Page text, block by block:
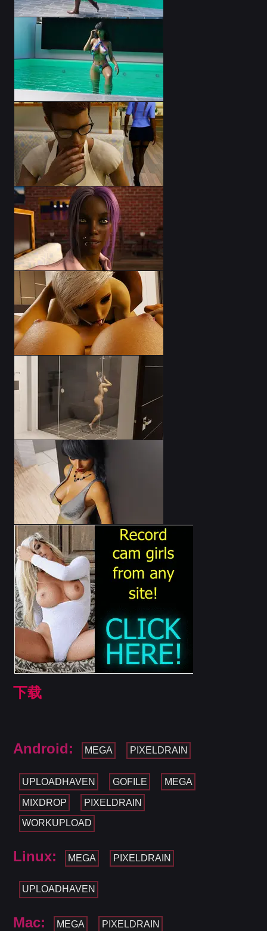
下载
Android: MEGA PIXELDRAIN
UPLOADHAVEN GOFILE MEGA
MIXDROP PIXELDRAIN
WORKUPLOAD
Linux: MEGA PIXELDRAIN
UPLOADHAVEN
Mac: MEGA PIXELDRAIN